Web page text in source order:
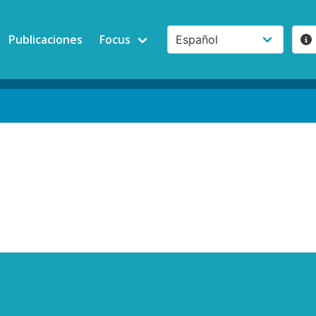
Publicaciones Focus